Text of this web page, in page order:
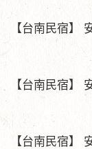
【台南民宿】
【台南民宿】
【台南民宿】